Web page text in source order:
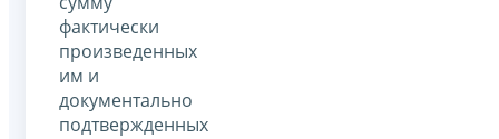
фактически
произведенных
им и
документально
подтвержденных